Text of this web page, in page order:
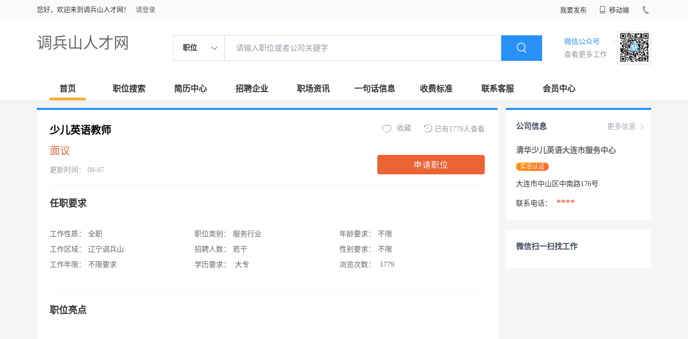
您好，欢迎来到调兵山人才网！ 请登录 我要发布 移动端
调兵山人才网 职位
微信公众号
查看更多工作
首页 职位搜索 简历中心 招聘企业 职场资讯 一句话信息 收费标准 联系客服 会员中心
少儿英语教师
面议
更新时间： 08-07
已有1779人查看
收藏
申请职位
任职要求
工作性质：
全职
工作区域：
辽宁调兵山
工作年限：
不限要求
职位类别：
服务行业
招聘人数：
若干
学历要求：
大专
年龄要求：
不限
性别要求：
不限
浏览次数：
1779
职位亮点
更多信息
公司信息
清华少儿英语大连市服务中心
实名认证
大连市中山区中南路176号
联系电话： ****
微信扫一扫找工作